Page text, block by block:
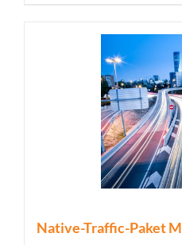
Native-Traffic-Paket M